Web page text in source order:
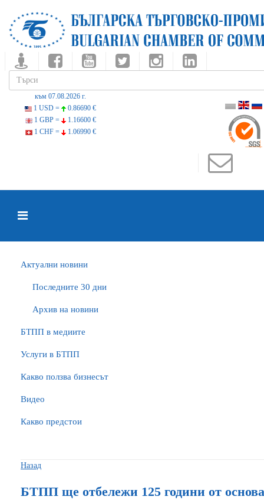
към 07.08.2026 г.
1 USD =
0.86690 €
1 GBP =
1.16600 €
1 CHF =
1.06990 €
Актуални новини
Последните 30 дни
Архив на новини
БTПП в медиите
Услуги в БТПП
Какво ползва бизнесът
Видео
Какво предстои
Назад
БТПП ще отбележи 125 години от